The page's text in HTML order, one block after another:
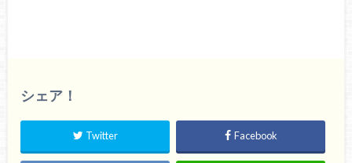
シェア！
Twitter Facebook